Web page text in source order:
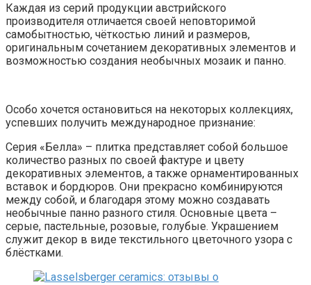
Каждая из серий продукции австрийского
производителя отличается своей неповторимой
самобытностью, чёткостью линий и размеров,
оригинальным сочетанием декоративных элементов и
возможностью создания необычных мозаик и панно.
Особо хочется остановиться на некоторых коллекциях,
успевших получить международное признание:
Серия «Белла» – плитка представляет собой большое
количество разных по своей фактуре и цвету
декоративных элементов, а также орнаментированных
вставок и бордюров. Они прекрасно комбинируются
между собой, и благодаря этому можно создавать
необычные панно разного стиля. Основные цвета –
серые, пастельные, розовые, голубые. Украшением
служит декор в виде текстильного цветочного узора с
блёстками.